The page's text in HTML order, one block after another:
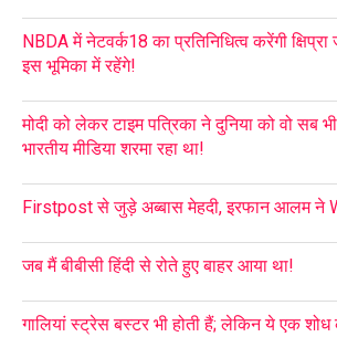
NBDA में नेटवर्क18 का प्रतिनिधित्व करेंगी क्षिप्रा
इस भूमिका में रहेंगे!
मोदी को लेकर टाइम पत्रिका ने दुनिया को वो सब
भारतीय मीडिया शरमा रहा था!
Firstpost से जुड़े अब्बास मेहदी, इरफान आलम ने
जब मैं बीबीसी हिंदी से रोते हुए बाहर आया था!
गालियां स्ट्रेस बस्टर भी होती हैं; लेकिन ये एक शोध